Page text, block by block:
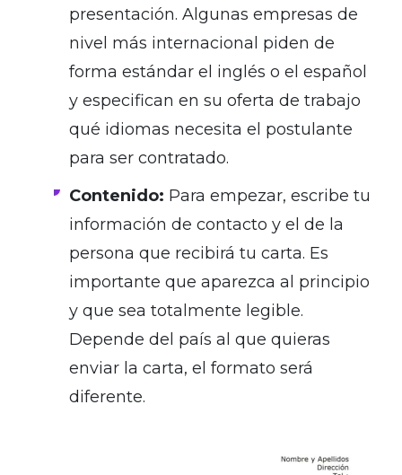
presentación. Algunas empresas de
nivel más internacional piden de
forma estándar el inglés o el español
y especifican en su oferta de trabajo
qué idiomas necesita el postulante
para ser contratado.
Contenido: Para empezar, escribe tu
información de contacto y el de la
persona que recibirá tu carta. Es
importante que aparezca al principio
y que sea totalmente legible.
Depende del país al que quieras
enviar la carta, el formato será
diferente.